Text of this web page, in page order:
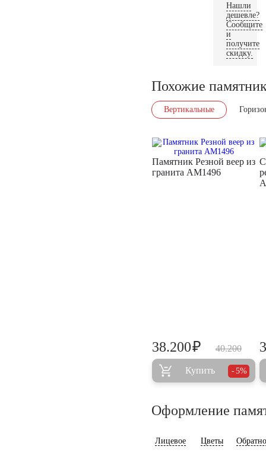
Нашли
дешевле?
Сообщите
и
получите
скидку.
Похожие
Вертикальные
Памятник Резной веер из
гранита AM1496
40.200
38.200₽
Купить 5%
Оформление
Лицевое Цветы